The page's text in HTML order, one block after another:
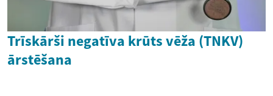
Trīskārši negatīva krūts vēža (TNKV)
ārstēšana